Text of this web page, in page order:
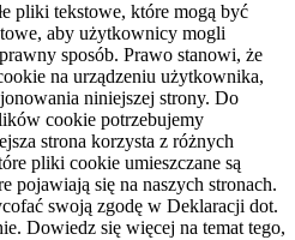
pliki tekstowe, które mogą być
aby użytkownicy mogli
sposób. Prawo stanowi, że
na urządzeniu użytkownika,
niniejszej strony. Do
cookie potrzebujemy
strona korzysta z różnych
pliki cookie umieszczane są
pojawiają się na naszych stronach.
swoją zgodę w Deklaracji dot.
Dowiedz się więcej na temat tego,